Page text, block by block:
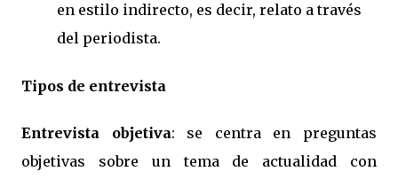
en estilo indirecto, es decir, relato a través
del periodista.
Tipos de entrevista
Entrevista objetiva: se centra en preguntas
objetivas sobre un tema de actualidad con